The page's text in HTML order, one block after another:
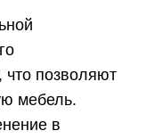
что позволяют
мебель.
в